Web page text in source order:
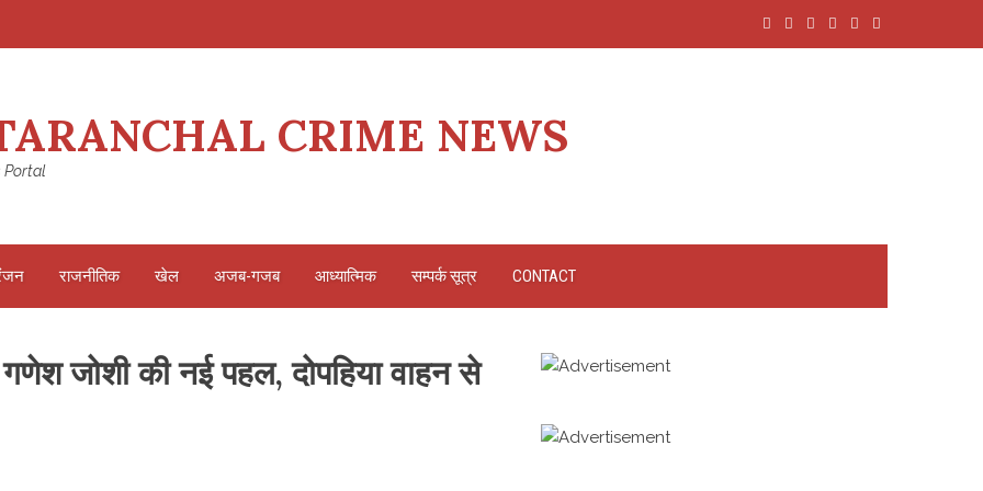
CRIME NEWS
Portal
राजनीतिक खेल अजब-गजब आध्यात्मिक सम्पर्क सूत्र CONTACT
जोशी की नई पहल, दोपहिया वाहन से